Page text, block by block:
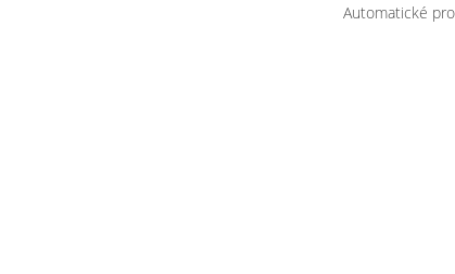
Automatické